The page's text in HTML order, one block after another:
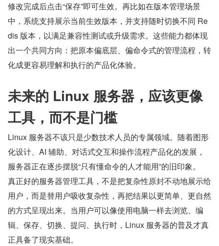
修改完成后点击“保存”即可生效。再比如在版本管理场景
中，系统支持展示当前生效版本，并支持随时切换不同 Re
dis 版本，以满足兼容性测试或升级需求。这些能力都体现
出一个共同方向：把原本偏底层、偏命令式的管理流程，转
化成更容易理解和执行的产品化体验。
未来的 Linux 服务器，应该更像
工具，而不是门槛
Linux 服务器不该只是少数技术人员的专属领域。随着图形
化设计、AI 辅助、对话式交互和操作流程产品化的发展，
服务器正在逐步摆脱“只有懂命令的人才能用”的旧印象。
真正好的服务器管理工具，不是把复杂性原封不动地展示给
用户，而是替用户吸收复杂性，再把结果以更简单、更自然
的方式呈现出来。当用户可以像使用电脑一样去浏览、编
辑、保存、切换、提问、执行时，Linux 服务器的普及才真
正具备了现实基础。